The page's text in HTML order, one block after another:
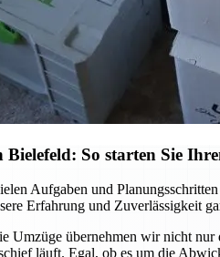
Bielefeld: So starten Sie
Aufgaben und
Erfahrung und Zuverlässigkeit
Umzüge übernehmen wir nicht
läuft. Egal, ob es um die